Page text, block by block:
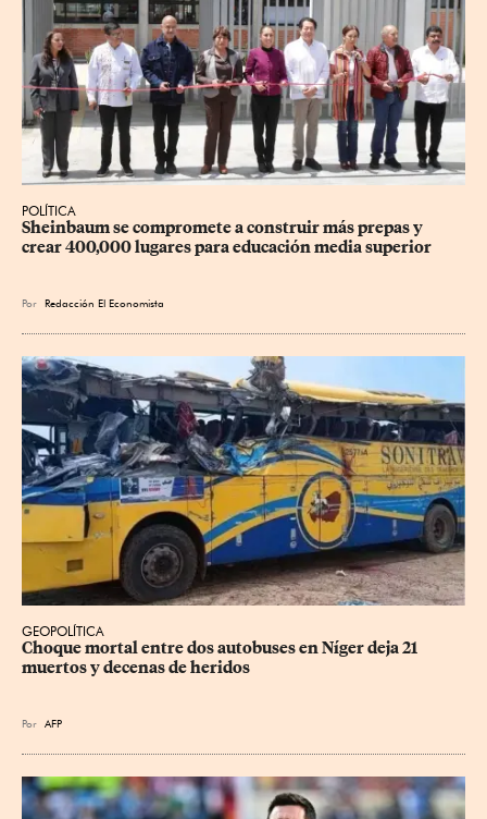
POLÍTICA
Sheinbaum se compromete a construir más prepas y
crear 400,000 lugares para educación media superior
Por Redacción El Economista
GEOPOLÍTICA
Choque mortal entre dos autobuses en Níger deja 21
muertos y decenas de heridos
Por AFP